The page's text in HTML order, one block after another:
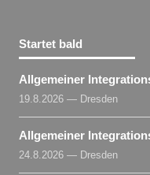
Startet bald
Allgemeiner
19.8.2026 — Dresden
Allgemeiner
24.8.2026 — Dresden